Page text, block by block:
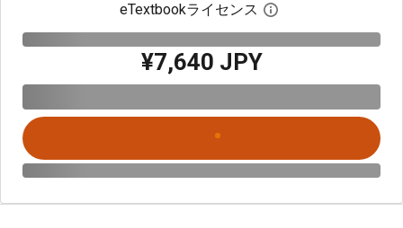
eTextbookライセンス デジタルライセン
¥7,640 JPY